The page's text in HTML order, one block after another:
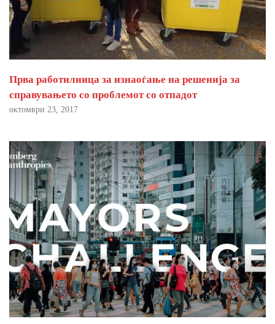
Прва работилница за изнаоѓање на решенија за
справувањето со проблемот со отпадот
октомври 23, 2017